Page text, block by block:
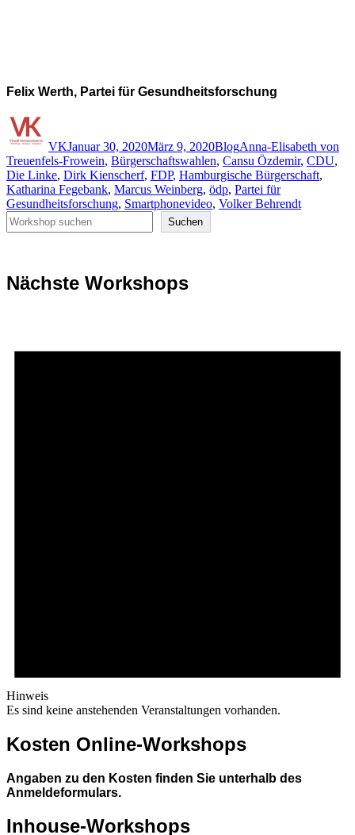
Felix Werth, Partei für Gesundheitsforschung
VKJanuar 30, 2020März 9, 2020BlogAnna-Elisabeth von
Treuenfels-Frowein, Bürgerschaftswahlen, Cansu Özdemir, CDU,
Die Linke, Dirk Kienscherf, FDP, Hamburgische Bürgerschaft,
Katharina Fegebank, Marcus Weinberg, ödp, Partei für
Gesundheitsforschung, Smartphonevideo, Volker Behrendt
Suchen
Suchen
Nächste Workshops
Hinweis
Es sind keine anstehenden Veranstaltungen vorhanden.
Kosten Online-Workshops
Angaben zu den Kosten finden Sie unterhalb des
Anmeldeformulars.
Inhouse-Workshops